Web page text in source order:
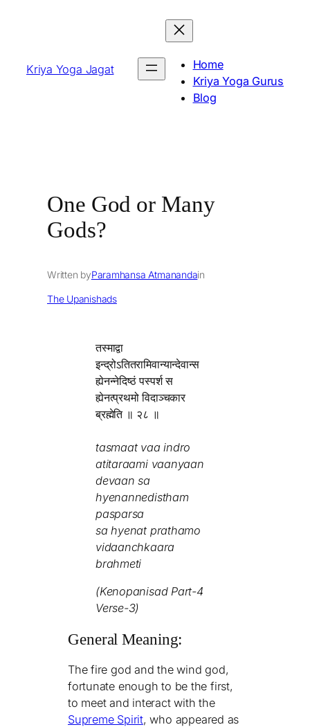
Kriya Yoga Jagat
Home
Kriya Yoga Gurus
Blog
One God or Many
Gods?
Written byParamhansa Atmanandain
The Upanishads
तस्माद्वा
इन्द्रोऽतितरामिवान्यान्देवान्स
ह्येनन्नेदिष्ठं पस्पर्श स
ह्येनत्प्रथमो विदाञ्चकार
ब्रह्मेति ॥ २८ ॥
tasmaat vaa indro
atitaraami vaanyaan
devaan sa
hyenannedistham
pasparsa
sa hyenat prathamo
vidaanchkaara
brahmeti
(Kenopanisad Part-4
Verse-3)
General Meaning:
The fire god and the wind god,
fortunate enough to be the first,
to meet and interact with the
Supreme Spirit, who appeared as